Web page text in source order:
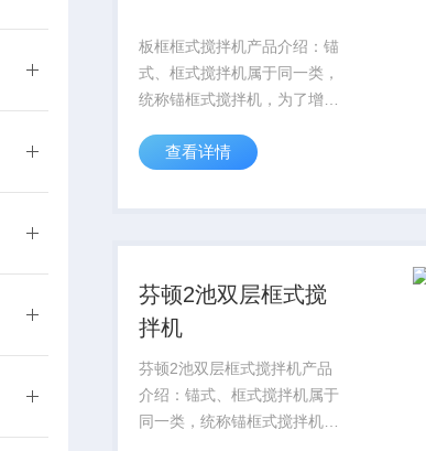
板框框式搅拌机产品介绍：锚
式、框式搅拌机属于同一类，
统称锚框式搅拌机，为了增大
物或液层，锚框式搅拌机的外
部的形状为适应罐底的轮廓也
查看详情
芬顿2池双层框式搅
拌机
芬顿2池双层框式搅拌机产品
介绍：锚式、框式搅拌机属于
同一类，统称锚框式搅拌机，